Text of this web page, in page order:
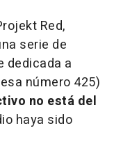
Red,
serie de
dedicada a
número 425)
no está del
haya sido